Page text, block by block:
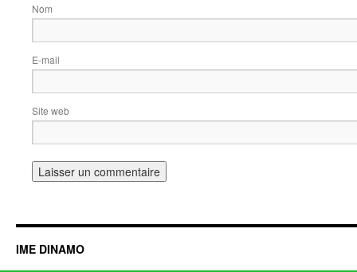
Nom
E-mail
Site web
IME DINAMO